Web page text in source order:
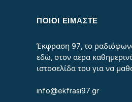
ΠΟΙΟΙ ΕΙΜΑΣΤΕ
Έκφραση 97, το
εδώ, στον αέρα
ιστοσελίδα του για να
info@ekfrasi97.gr